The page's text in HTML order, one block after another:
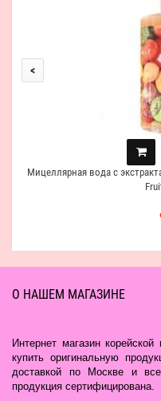
Мицеллярная вода с
<
О НАШЕМ МАГАЗИНЕ
Интернет магазин
купить оригинальную
доставкой по Москве и
продукция сертифицирована.